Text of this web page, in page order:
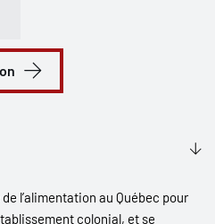
l’alimentation au Québec pour
colonial, et se